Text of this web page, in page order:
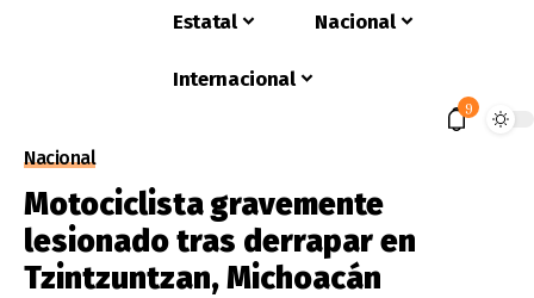
Estatal Nacional
Internacional
9
Nacional
Motociclista gravemente
lesionado tras derrapar en
Tzintzuntzan, Michoacán